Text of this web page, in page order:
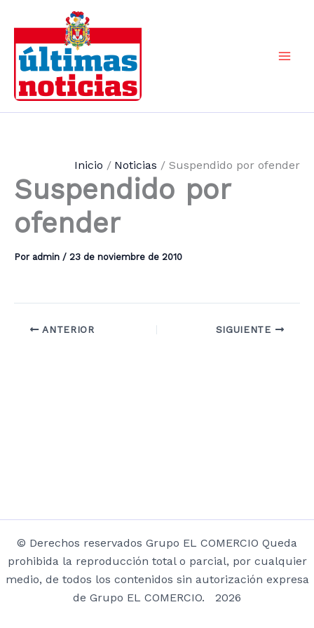
contenido
Inicio Noticias Suspendido por ofender
Suspendido por
ofender
Por admin / 23 de noviembre de 2010
ANTERIOR SIGUIENTE
© Derechos reservados Grupo EL COMERCIO Queda
prohibida la reproducción total o parcial, por cualquier
medio, de todos los contenidos sin autorización expresa
de Grupo EL COMERCIO. 2026